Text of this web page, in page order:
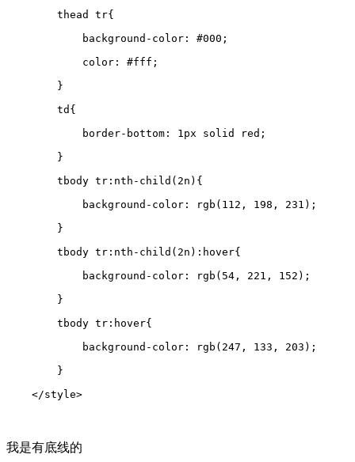
thead tr{
background-color: #000;
color: #fff;
}
td{
border-bottom: 1px solid red;
}
tbody tr:nth-child(2n){
background-color: rgb(112, 198, 231);
}
tbody tr:nth-child(2n):hover{
background-color: rgb(54, 221, 152);
}
tbody tr:hover{
background-color: rgb(247, 133, 203);
}
</style>
我是有底线的